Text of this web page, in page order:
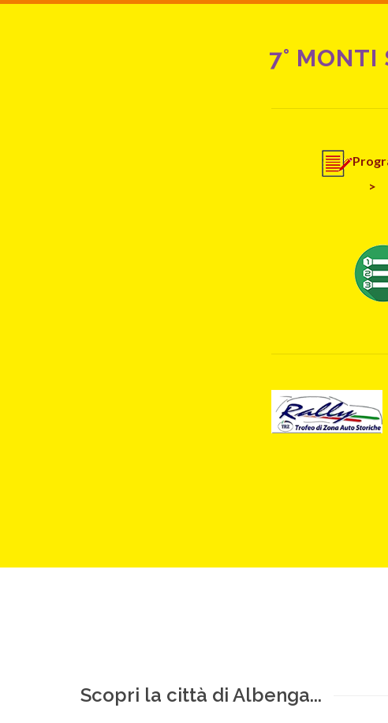
7° MONTI
>
Scopri la città di Albenga...